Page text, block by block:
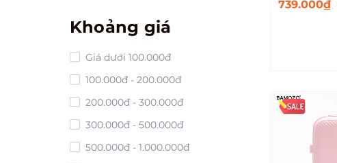
Khoảng giá
Giá dưới 100.000đ
100.000đ - 200.000đ
200.000đ - 300.000đ
300.000đ - 500.000đ
500.000đ - 1.000.000đ
739.000₫